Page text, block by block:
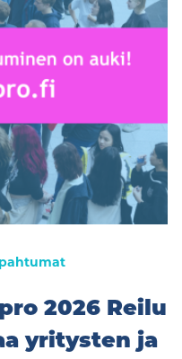
2026 Reilu
yritysten ja